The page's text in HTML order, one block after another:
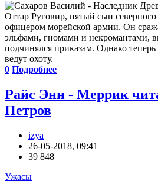
Оттар Руговир, пятый сын
офицером морейской армии. Он
эльфами, гномами и некромантами,
подчинялся приказам. Однако
ведут охоту.
0 Подробнее
Райс Энн - Меррик
Петров
izya
26-05-2018, 09:41
39 848
Ужасы